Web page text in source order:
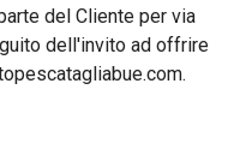
del Cliente per via
dell'invito ad offrire